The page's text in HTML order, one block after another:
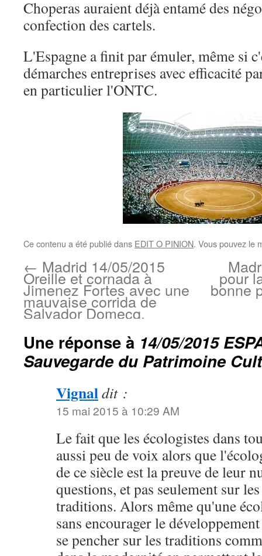
Choperas auraient déjà entamé des
confection des cartels.
L'Espagne a finit par émuler, même si
démarches entreprises avec efficacité
en particulier l'ONTC.
Ce contenu a été publié dans EDIT O PINION. Vous pouvez le
← Madrid 14/05/2015
Oreille et cornada à
Jimenez Fortes avec une
mauvaise corrida de
Salvador Domecq.
pour
bonne
Une réponse à 14/05/2015
Sauvegarde du Patrimoine
Vignaldit :
15 mai 2015 à 10:29 AM
Le fait que les écologistes dans
aussi peu de voix alors que
de ce siècle est la preuve de leur
questions, et pas seulement sur
traditions. Alors même qu'une
sans encourager le
se pencher sur les traditions